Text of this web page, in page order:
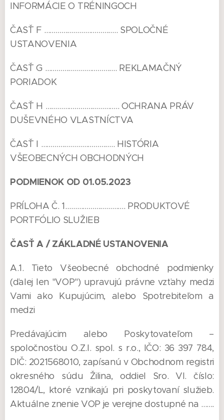
INFORMÁCIE O TRÉNINGOCH
ČASŤ F ……………………………….. SPOLOČNÉ
USTANOVENIA
ČASŤ G ………………………………. REKLAMAČNÝ
PORIADOK
ČASŤ H ……………………………….. OCHRANA PRÁV
DUŠEVNÉHO VLASTNÍCTVA
ČASŤ I ……………………………….. HISTÓRIA
VŠEOBECNÝCH OBCHODNÝCH
PODMIENOK OD 01.05.2023
PRÍLOHA Č. 1…………………………. PRODUKTOVÉ
PORTFÓLIO SLUŽIEB
ČASŤ A / ZÁKLADNÉ USTANOVENIA
A.1. Tieto Všeobecné obchodné podmienky
(ďalej len "VOP") upravujú právne vzťahy medzi
Vami ako Kupujúcim, alebo Spotrebiteľom a
medzi
Predávajúcim alebo Poskytovateľom –
spoločnosťou O.Z.I. spol. s r.o., IČO: 36 397 784,
DIČ: 2021568010, zapísanú v Obchodnom registri
okresného súdu Žilina, oddiel Sro. Vl. číslo:
12804/L, ktoré vznikajú pri poskytovaní služieb.
Aktuálne znenie VOP je verejne dostupné na .......